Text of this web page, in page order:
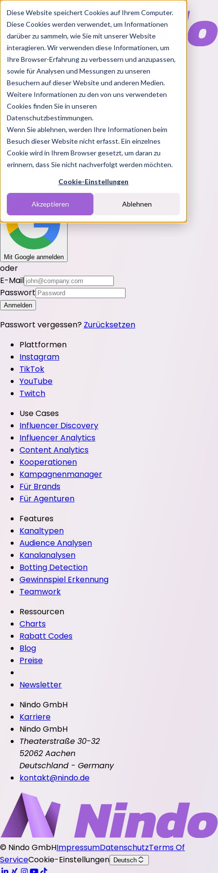
Diese Website speichert Cookies auf Ihrem Computer.
Diese Cookies werden verwendet, um Informationen
darüber zu sammeln, wie Sie mit unserer Website
interagieren. Wir verwenden diese Informationen, um
Ihre Browser-Erfahrung zu verbessern und anzupassen,
sowie für Analysen und Messungen zu unseren
Besuchern auf dieser Website und anderen Medien.
Weitere Informationen zu den von uns verwendeten
Cookies finden Sie in unseren
Datenschutzbestimmungen.
Wenn Sie ablehnen, werden Ihre Informationen beim
Besuch dieser Website nicht erfasst. Ein einzelnes
Cookie wird in Ihrem Browser gesetzt, um daran zu
erinnern, dass Sie nicht nachverfolgt werden möchten.
Cookie-Einstellungen
Akzeptieren Ablehnen
Features
Solutions
BlogChartsRabatt CodesPakete
Login
Melde dich bei Nindo an
Du hast noch keinen Account?
Mit Google anmelden
oder
E-Mail
Passwort
Anmelden
Passwort vergessen? Zurücksetzen
Plattformen
Instagram
TikTok
YouTube
Twitch
Use Cases
Influencer Discovery
Influencer Analytics
Content Analytics
Kooperationen
Kampagnenmanager
Für Brands
Für Agenturen
Features
Kanaltypen
Audience Analysen
Kanalanalysen
Botting Detection
Gewinnspiel Erkennung
Teamwork
Ressourcen
Charts
Rabatt Codes
Blog
Preise
Newsletter
Nindo GmbH
Karriere
Nindo GmbH
Theaterstraße 30-32
52062 Aachen
Deutschland - Germany
kontakt@nindo.de
© Nindo GmbHImpressumDatenschutzTerms Of
ServiceCookie-Einstellungen Deutsch